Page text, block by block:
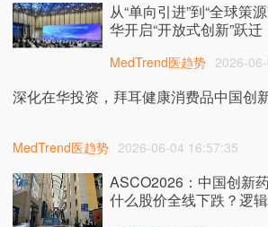
从“单向引进”到“全球策
华开启“开放式创新”跃迁
MedTrend医趋势 2026-
深化在华投资，拜耳健康消费品中国创
MedTrend医趋势 2026-06-04 16:57:35
ASCO2026：中国创新
什么股价全线下跌？逻